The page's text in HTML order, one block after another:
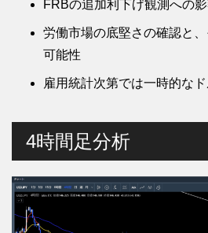
FRBの追加利下げ観測への
労働市場の底堅さの確認と
可能性
雇用統計次第では一時的な
4時間足分析